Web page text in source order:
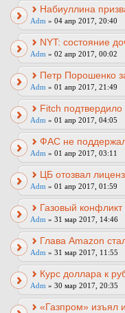
Набиуллина
Adm » 04 апр 2017, 20:40
NYT: состояние
Adm » 02 апр 2017, 00:02
Петр Порошенко
Adm » 01 апр 2017, 21:49
Fitch подтвердило
Adm » 01 апр 2017, 04:05
ФАС не
Adm » 01 апр 2017, 03:11
ЦБ отозвал
Adm » 01 апр 2017, 01:59
Газовый
Adm » 31 мар 2017, 14:46
Глава Amazon
Adm » 31 мар 2017, 11:55
Курс доллара к
Adm » 30 мар 2017, 20:35
«Газпром» изъял